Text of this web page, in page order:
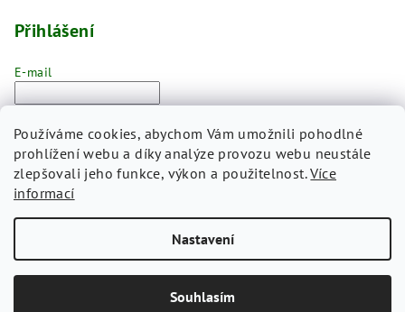
Používáme cookies, abychom Vám umožnili pohodlné
prohlížení webu a díky analýze provozu webu neustále
zlepšovali jeho funkce, výkon a použitelnost.Více
informací
Nastavení
Souhlasím
Přihlášení
E-mail
Přihlásit se
Nová registrace